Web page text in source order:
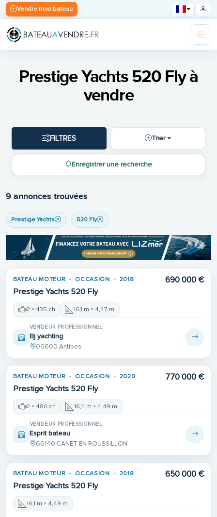
Vendre mon bateau
Prestige Yachts 520 Fly à
vendre
FILTRES Trier
Enregistrer une recherche
9 annonces trouvées
Prestige Yachts 520 Fly
BATEAU MOTEUR OCCASION 2018
Prestige Yachts 520 Fly
690 000 €
2 × 435 ch 16,1 m × 4,47 m
VENDEUR PROFESSIONNEL
Bj yachting
06600 Antibes
BATEAU MOTEUR OCCASION 2020
Prestige Yachts 520 Fly
770 000 €
2 × 480 ch 16,11 m × 4,49 m
VENDEUR PROFESSIONNEL
Esprit bateau
66140 CANET EN ROUSSILLON
BATEAU MOTEUR OCCASION 2018
Prestige Yachts 520 Fly
650 000 €
16,1 m × 4,49 m